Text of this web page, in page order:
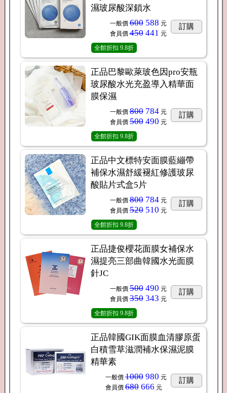
濕玻尿酸深鎖水
一般價 600588 元
會員價 450441 元
訂購
全館折扣 9.8折
正品巴黎歐萊玻色因pro安瓶
玻尿酸水光充盈導入精華面
膜保濕
一般價 800784元
會員價 500490 元
訂購
全館折扣 9.8折
正品中文標特安面膜藍繃帶
補保水濕舒緩褪紅修護玻尿
酸貼片式盒5片
一般價 800784元
會員價 520510 元
訂購
全館折扣 9.8折
正品捷俊櫻花面膜女補保水
濕提亮三部曲韓國水光面膜
針JC
一般價 500490 元
會員價 350343 元
訂購
全館折扣 9.8折
正品韓國GIK面膜血清膠原蛋
白積雪草滋潤補水保濕泥膜
精華素
一般價 1000980 元
會員價 680666 元
訂購